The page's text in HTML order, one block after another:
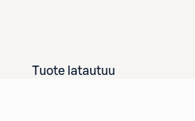
Tuote latautuu